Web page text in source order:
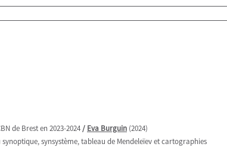
de Brest en 2023-2024/ Eva Burguin (2024)
synsystème, tableau de Mendeleïev et cartographies